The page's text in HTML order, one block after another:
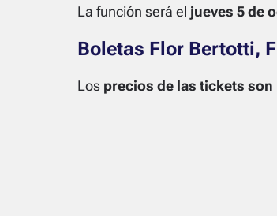
La función será el jueves 5 de
Boletas Flor Bertotti,
Los precios de las tickets